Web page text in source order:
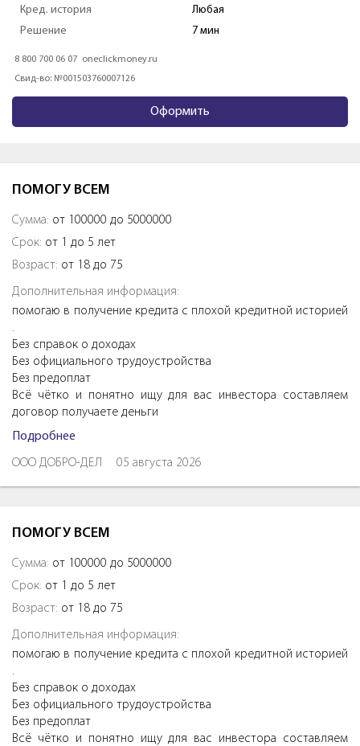
Кред. история
Любая
Решение
2 минуты
8 800 7070 24 7 zaymer.ru
Свид-во: №651303532004088
Оформить
ПОМОГУ ВСЕМ
Сумма: от 100000 до 5000000
Срок: от 1 до 5 лет
Возраст: от 18 до 75
Дополнительная информация:
помогаю в получение кредита с плохой кредитной историей
.
Без справок о доходах
Без официального трудоустройства
Без предоплат
Всё чётко и понятно ищу для вас инвестора составляем
договор получаете деньги
Подробнее
ООО ДОБРО-ДЕЛ 05 августа 2026
ПОМОГУ ВСЕМ
Сумма: от 100000 до 5000000
Срок: от 1 до 5 лет
Возраст: от 18 до 75
Дополнительная информация:
помогаю в получение кредита с плохой кредитной историей
.
Без справок о доходах
Без официального трудоустройства
Без предоплат
Всё чётко и понятно ищу для вас инвестора составляем